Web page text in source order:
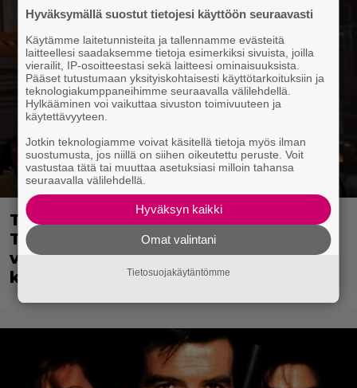
Tänään tv:ssä: Steven Spielbergin ja
Tom Cruisen kaveruus loppui 21
vuotta sitten – Syynä Cruisen nolo
käytös
Hyväksymällä suostut tietojesi käyttöön seuraavasti
Käytämme laitetunnisteita ja tallennamme evästeitä
laitteellesi saadaksemme tietoja esimerkiksi sivuista, joilla
vierailit, IP-osoitteestasi sekä laitteesi ominaisuuksista.
Pääset tutustumaan yksityiskohtaisesti käyttötarkoituksiin ja
teknologiakumppaneihimme seuraavalla välilehdellä.
Hylkääminen voi vaikuttaa sivuston toimivuuteen ja
käytettävyyteen.
Jotkin teknologiamme voivat käsitellä tietoja myös ilman
suostumusta, jos niillä on siihen oikeutettu peruste. Voit
vastustaa tätä tai muuttaa asetuksiasi milloin tahansa
seuraavalla välilehdellä.
Hyväksyn kaikki
Omat valintani
Tietosuojakäytäntömme